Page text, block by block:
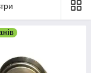
рокер,